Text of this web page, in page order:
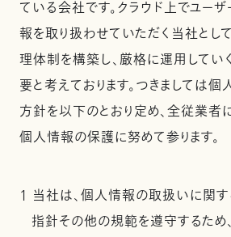
ている会社です。クラウド上でユー
報を取り扱わせていただく当社とし
理体制を構築し、厳格に運用してい
要と考えております。つきましては
方針を以下のとおり定め、全従業者
個人情報の保護に努めて参ります。
1 当社は、個人情報の取扱いに関す
指針その他の規範を遵守するため